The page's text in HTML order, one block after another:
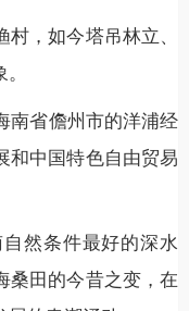
，如今塔吊林立、
南省儋州市的洋浦经
和中国特色自由贸易
然条件最好的深水
桑田的今昔之变，在